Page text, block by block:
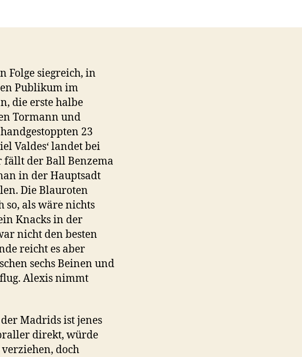
Folge siegreich, in
Publikum im
die erste halbe
Tormann und
23
Valdes‘ landet bei
der Ball Benzema
in der Hauptsadt
Die Blauroten
so, als wäre nichts
Knacks in der
nicht den besten
reicht es aber
sechs Beinen und
Alexis nimmt
Madrids ist jenes
direkt, würde
doch